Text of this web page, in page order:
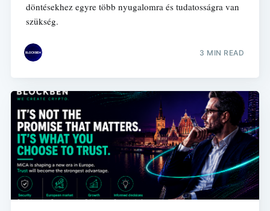
döntésekhez egyre több nyugalomra és tudatosságra van
szükség.
3 MIN READ